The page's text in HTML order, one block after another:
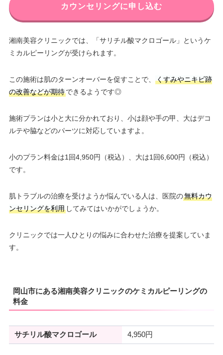
カウンセリングに申し込む
湘南美容クリニックでは、「サリチル酸マクロゴール」というケ
ミカルピーリングが受けられます。
この施術は肌のターンオーバーを促すことで、
くすみやニキビ跡
の改善などが期待できるようです◎
施術プランは小と大に分かれており、小は顔や手の甲、大はデコ
ルテや脇などのパーツに対応していますよ。
小のプラン料金は1回4,950円（税込）、大は1回6,600円（税込）
です。
肌トラブルの治療を受けようか悩んでいる人は、医院の無料カウ
ンセリングを利用してみてはいかがでしょうか。
クリニックでは一人ひとりの悩みに合わせた治療を提案していま
す。
岡山市にある湘南美容クリニックのケミカルピーリングの
料金
サチリル酸マクロゴール 4,950円